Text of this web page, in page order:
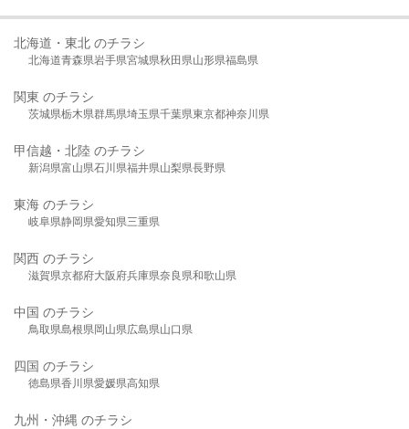
北海道・東北 のチラシ
北海道青森県岩手県宮城県秋田県山形県福島県
関東 のチラシ
茨城県栃木県群馬県埼玉県千葉県東京都神奈川県
甲信越・北陸 のチラシ
新潟県富山県石川県福井県山梨県長野県
東海 のチラシ
岐阜県静岡県愛知県三重県
関西 のチラシ
滋賀県京都府大阪府兵庫県奈良県和歌山県
中国 のチラシ
鳥取県島根県岡山県広島県山口県
四国 のチラシ
徳島県香川県愛媛県高知県
九州・沖縄 のチラシ